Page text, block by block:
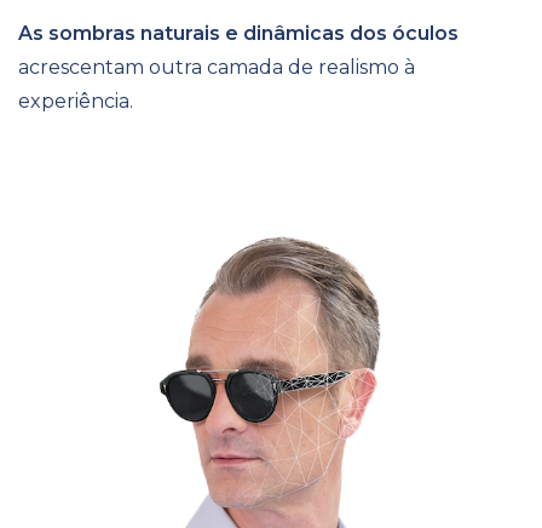
As sombras naturais e dinâmicas dos óculos
acrescentam outra camada de realismo à
experiência.